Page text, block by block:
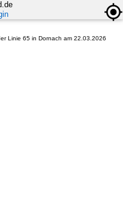
Linie 65 in Dornach am 22.03.2026